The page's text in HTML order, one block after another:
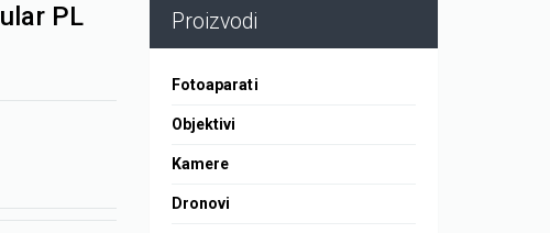
PL
Proizvodi
Fotoaparati
Objektivi
Kamere
Dronovi